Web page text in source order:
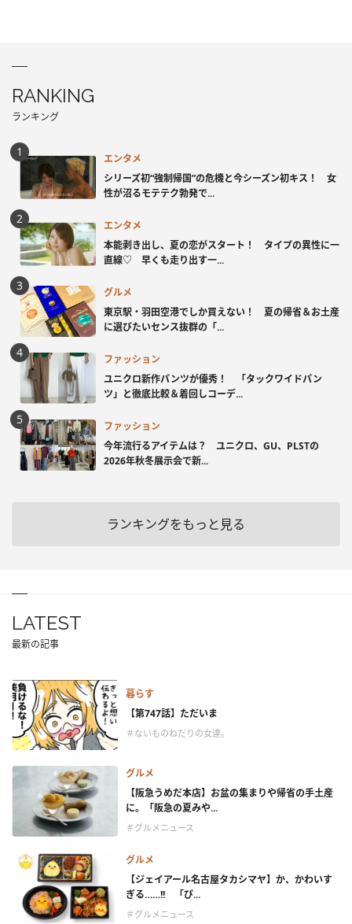
RANKING
ランキング
エンタメ
シリーズ初“強制帰国”の危機と今シーズン初キス！ 女
性が沼るモテテク勃発で...
エンタメ
本能剥き出し、夏の恋がスタート！ タイプの異性に一
直線♡ 早くも走り出す一...
グルメ
東京駅・羽田空港でしか買えない！ 夏の帰省＆お土産
に選びたいセンス抜群の「...
ファッション
ユニクロ新作パンツが優秀！ 「タックワイドパン
ツ」と徹底比較＆着回しコーデ...
ファッション
今年流行るアイテムは？ ユニクロ、GU、PLSTの
2026年秋冬展示会で新...
ランキングをもっと見る
LATEST
最新の記事
暮らす
【第747話】ただいま
＃ないものねだりの女達。
グルメ
【阪急うめだ本店】お盆の集まりや帰省の手土産
に。「阪急の夏みや...
＃グルメニュース
グルメ
【ジェイアール名古屋タカシマヤ】か、かわいす
ぎる……!! 「ぴ...
＃グルメニュース